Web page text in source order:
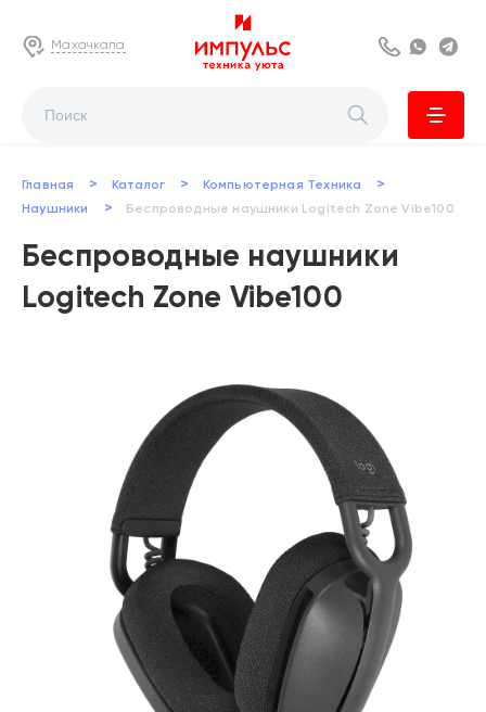
Махачкала 8 800 222 63
Главная > Каталог > Компьютерная Техника >
Наушники > Беспроводные наушники Logitech Zone Vibe100
Беспроводные наушники
Logitech Zone Vibe100